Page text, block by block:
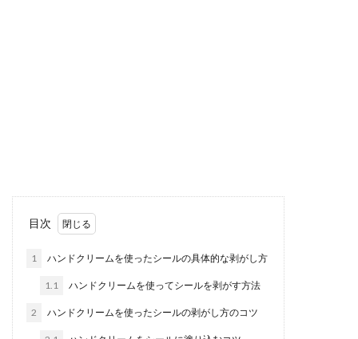
風呂の洗剤は酸性？それともアルカリ
お風呂の洗剤には何が適しているのでしょうか？
パッケージをよく見てみると酸性、中性、アルカ
リ性と、同じ...
目次
1 ハンドクリームを使ったシールの具体的な剥がし方
1.1 ハンドクリームを使ってシールを剥がす方法
2 ハンドクリームを使ったシールの剥がし方のコツ